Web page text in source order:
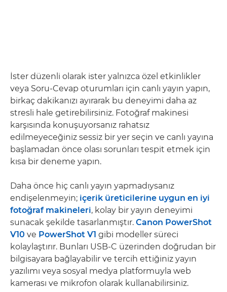
İster düzenli olarak ister yalnızca özel etkinlikler
veya Soru-Cevap oturumları için canlı yayın yapın,
birkaç dakikanızı ayırarak bu deneyimi daha az
stresli hale getirebilirsiniz. Fotoğraf makinesi
karşısında konuşuyorsanız rahatsız
edilmeyeceğiniz sessiz bir yer seçin ve canlı yayına
başlamadan önce olası sorunları tespit etmek için
kısa bir deneme yapın.
Daha önce hiç canlı yayın yapmadıysanız
endişelenmeyin; içerik üreticilerine uygun en iyi
fotoğraf makineleri, kolay bir yayın deneyimi
sunacak şekilde tasarlanmıştır. Canon PowerShot
V10 ve PowerShot V1 gibi modeller süreci
kolaylaştırır. Bunları USB-C üzerinden doğrudan bir
bilgisayara bağlayabilir ve tercih ettiğiniz yayın
yazılımı veya sosyal medya platformuyla web
kamerası ve mikrofon olarak kullanabilirsiniz.